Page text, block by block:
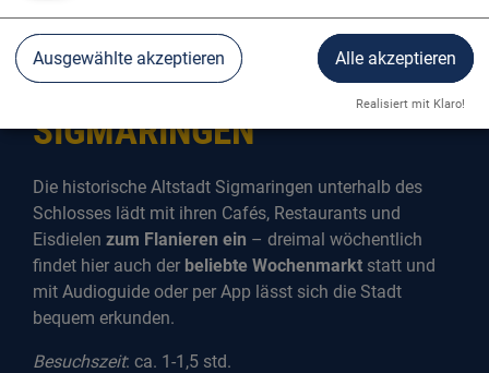
HISTORISCHE ALTSTADT
SIGMARINGEN
Die historische Altstadt Sigmaringen unterhalb des
Schlosses lädt mit ihren Cafés, Restaurants und
Eisdielen zum Flanieren ein – dreimal wöchentlich
findet hier auch der beliebte Wochenmarkt statt und
mit Audioguide oder per App lässt sich die Stadt
bequem erkunden.
Besuchszeit: ca. 1-1,5 std.
Ausgewählte akzeptieren Alle akzeptieren
Realisiert mit Klaro!